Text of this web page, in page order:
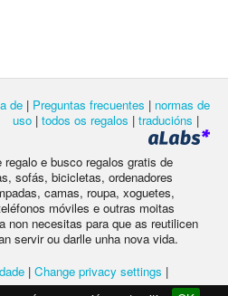
de | Preguntas frecuentes | normas de
uso | todos os regalos | traducións |
e busco regalos gratis de
sofás, bicicletas, ordenadores
camas, roupa, xoguetes,
móviles e outras moitas
non necesitas para que as reutilicen
servir ou darlle unha nova vida.
| Change privacy settings |